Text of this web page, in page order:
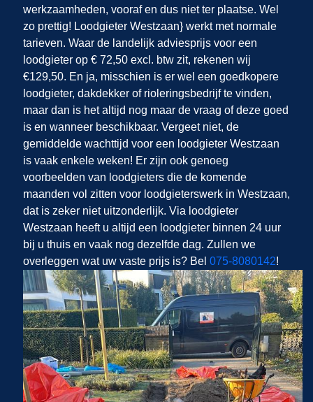
werkzaamheden, vooraf en dus niet ter plaatse. Wel
zo prettig! Loodgieter Westzaan} werkt met normale
tarieven. Waar de landelijk adviesprijs voor een
loodgieter op € 72,50 excl. btw zit, rekenen wij
€129,50. En ja, misschien is er wel een goedkopere
loodgieter, dakdekker of rioleringsbedrijf te vinden,
maar dan is het altijd nog maar de vraag of deze goed
is en wanneer beschikbaar. Vergeet niet, de
gemiddelde wachttijd voor een loodgieter Westzaan
is vaak enkele weken! Er zijn ook genoeg
voorbeelden van loodgieters die de komende
maanden vol zitten voor loodgieterswerk in Westzaan,
dat is zeker niet uitzonderlijk. Via loodgieter
Westzaan heeft u altijd een loodgieter binnen 24 uur
bij u thuis en vaak nog dezelfde dag. Zullen we
overleggen wat uw vaste prijs is? Bel 075-8080142!